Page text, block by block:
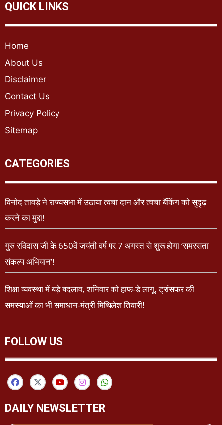
QUICK LINKS
Home
About Us
Disclaimer
Contact Us
Privacy Policy
Sitemap
CATEGORIES
विनोद तावड़े ने राज्यसभा में उठाया त्वचा दान और त्वचा बैंकिंग को सुदृढ़
करने का मुद्दा!
गुरु रविदास जी के 650वें जयंती वर्ष पर 7 अगस्त से शुरू होगा ‘समरसता
संकल्प अभियान’!
शिक्षा व्यवस्था में बड़े बदलाव, शनिवार को हाफ-डे लागू, ट्रांसफर की
समस्याओं का भी समाधान-मंत्री मिथिलेश तिवारी!
FOLLOW US
DAILY NEWSLETTER